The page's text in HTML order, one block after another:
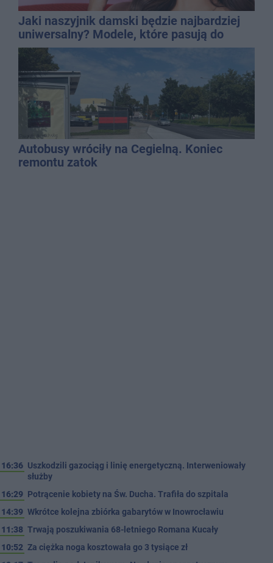
Jaki naszyjnik damski będzie najbardziej
uniwersalny? Modele, które pasują do
wielu stylizacji
Autobusy wróciły na Cegielną. Koniec
remontu zatok
16:36 Uszkodzili gazociąg i linię energetyczną. Interweniowały
służby
16:29 Potrącenie kobiety na Św. Ducha. Trafiła do szpitala
14:39 Wkrótce kolejna zbiórka gabarytów w Inowrocławiu
11:38 Trwają poszukiwania 68-letniego Romana Kucały
10:52 Za ciężka noga kosztowała go 3 tysiące zł